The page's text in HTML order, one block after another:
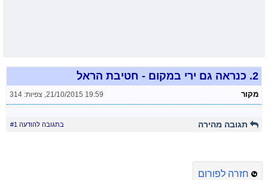
2. כנראה גם ירי במקום - חטיבת הראל
מקור 21/10/2015 19:59
, צפיות: 314
תגובה מהירה בתגובה להודעה #1
חזרה לפורום